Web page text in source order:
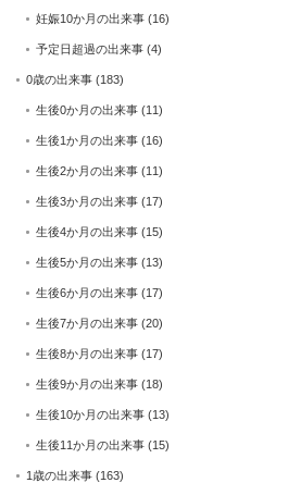
妊娠10か月の出来事 (16)
予定日超過の出来事 (4)
0歳の出来事 (183)
生後0か月の出来事 (11)
生後1か月の出来事 (16)
生後2か月の出来事 (11)
生後3か月の出来事 (17)
生後4か月の出来事 (15)
生後5か月の出来事 (13)
生後6か月の出来事 (17)
生後7か月の出来事 (20)
生後8か月の出来事 (17)
生後9か月の出来事 (18)
生後10か月の出来事 (13)
生後11か月の出来事 (15)
1歳の出来事 (163)